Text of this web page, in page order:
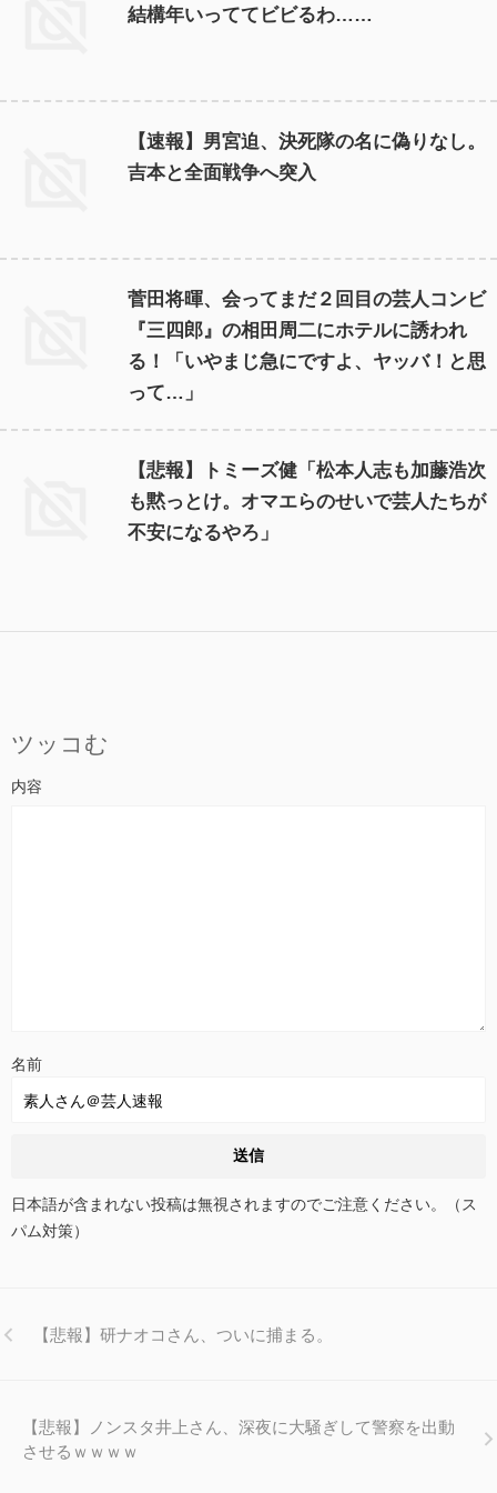
結構年いっててビビるわ……
【速報】男宮迫、決死隊の名に偽りなし。
吉本と全面戦争へ突入
菅田将暉、会ってまだ２回目の芸人コンビ
『三四郎』の相田周二にホテルに誘われ
る！「いやまじ急にですよ、ヤッバ！と思
って…」
【悲報】トミーズ健「松本人志も加藤浩次
も黙っとけ。オマエらのせいで芸人たちが
不安になるやろ」
ツッコむ
名前
日本語が含まれない投稿は無視されますのでご注意ください。（ス
パム対策）
【悲報】研ナオコさん、ついに捕まる。
【悲報】ノンスタ井上さん、深夜に大騒ぎして警察を出動
させるｗｗｗｗ